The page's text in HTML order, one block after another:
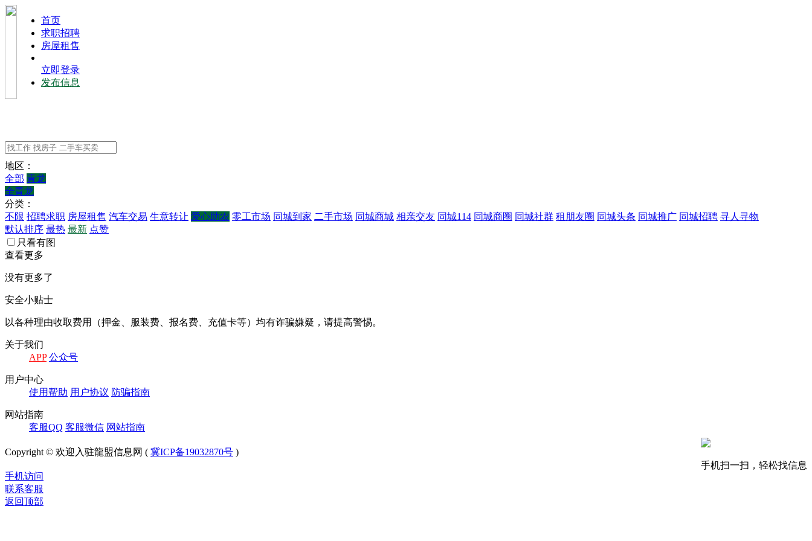
⾸⻚
求职招聘
房屋租售
立即登录
发布信息
地区：
全部 青龙
全青龙
分类：
不限 招聘求职 房屋租售 汽车交易 生意转让 爱心助农 零工市场 同城到家 二手市场 同城商城 相亲交友 同城114 同城商圈 同城社群 租朋友圈 同城头条 同城推广 同城招聘 寻人寻物
默认排序 最热 最新 点赞
只看有图
查看更多
没有更多了
安全小贴士
以各种理由收取费⽤（押⾦、服装费、报名费、充值卡等）均有诈骗嫌疑，请提⾼警惕。
关于我们
APP 公众号
⽤户中⼼
使⽤帮助 ⽤户协议 防骗指南
⽹站指南
客服QQ 客服微信 ⽹站指南
手机扫一扫，轻松找信息
Copyright © 欢迎入驻龍盟信息网 ( 冀ICP备19032870号 )
手机访问
联系客服
返回顶部